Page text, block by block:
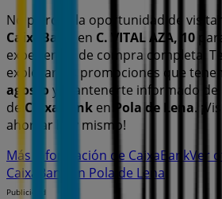
No pierdas la oportunidad de
CaixaBank
en C. VITAL AZA, 10
experiencia de compra completa.
explorar las promociones que
agosto y mantenerte informado de
de CaixaBank en Pola de Lena.
ahorrar hoy mismo!
Más información de CaixaBankVer
CaixaBank en Pola de Lena
Publicidad